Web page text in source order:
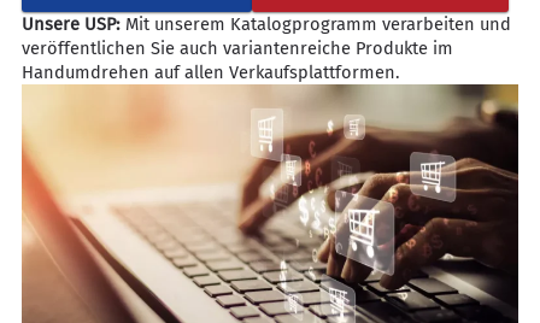
Unsere USP:Mit unserem Katalogprogramm verarbeiten und
veröffentlichen Sie auch variantenreiche Produkte im
Handumdrehen auf allen Verkaufsplattformen.